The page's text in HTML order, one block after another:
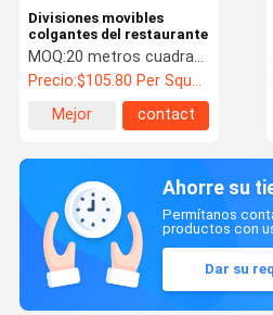
Divisiones movibles
colgantes del restaurante
MOQ:20 metros cuadrados
Precio:$105.80 Per Square Meter
Mejor
contact
Ahorre su
Permítanos
productos con
Dar su